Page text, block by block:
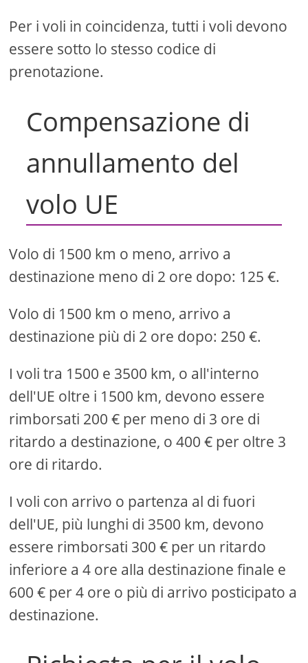
Per i voli in coincidenza, tutti i voli devono
essere sotto lo stesso codice di
prenotazione.
Compensazione di
annullamento del
volo UE
Volo di 1500 km o meno, arrivo a
destinazione meno di 2 ore dopo: 125 €.
Volo di 1500 km o meno, arrivo a
destinazione più di 2 ore dopo: 250 €.
I voli tra 1500 e 3500 km, o all'interno
dell'UE oltre i 1500 km, devono essere
rimborsati 200 € per meno di 3 ore di
ritardo a destinazione, o 400 € per oltre 3
ore di ritardo.
I voli con arrivo o partenza al di fuori
dell'UE, più lunghi di 3500 km, devono
essere rimborsati 300 € per un ritardo
inferiore a 4 ore alla destinazione finale e
600 € per 4 ore o più di arrivo posticipato a
destinazione.